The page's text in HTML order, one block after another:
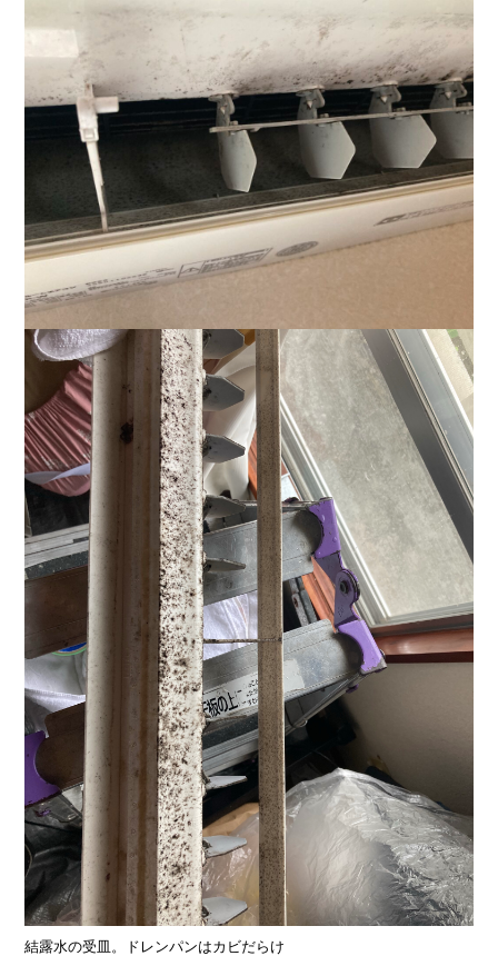
結露水の受皿。ドレンパンはカビだらけ